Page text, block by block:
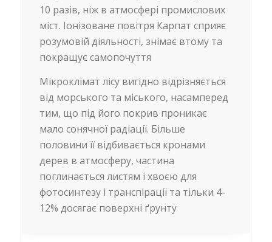
10 разів, ніж в атмосфері промислових
міст. Іонізоване повітря Карпат сприяє
розумовій діяльності, знімає втому та
покращує самопочуття
Мікроклімат лісу вигідно відрізняється
від морського та міського, насамперед
тим, що під його покрив проникає
мало сонячної радіації. Більше
половини її відбивається кронами
дерев в атмосферу, частина
поглинається листям і хвоєю для
фотосинтезу і транспірації та тільки 4-
12% досягає поверхні ґрунту